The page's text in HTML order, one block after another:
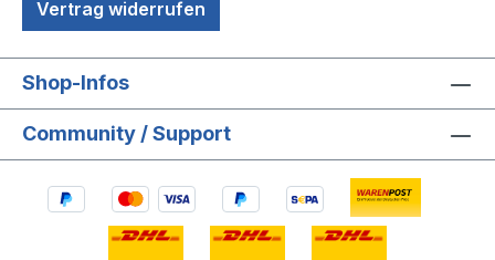
Vertrag widerrufen
Shop-Infos
Community / Support